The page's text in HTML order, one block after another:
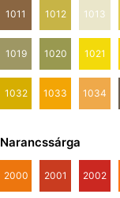
1011 1012 1013
1019 1020 1021
1032 1033 1034
Narancssárga
2000 2001 2002